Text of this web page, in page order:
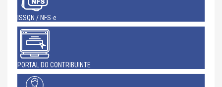
ISSQN / NFS-e
PORTAL DO CONTRIBUINTE